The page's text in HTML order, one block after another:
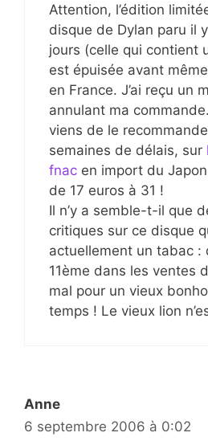
Attention, l’édition
disque de Dylan paru il
jours (celle qui contient
est épuisée avant
en France. J’ai reçu un
annulant ma
viens de le
semaines de délais, sur
fnac en import du
de 17 euros à 31 !
Il n’y a semble-t-il que
critiques sur ce disque
actuellement un tabac :
11ème dans les ventes
mal pour un vieux
temps ! Le vieux lion
Anne
6 septembre 2006 à 0:02